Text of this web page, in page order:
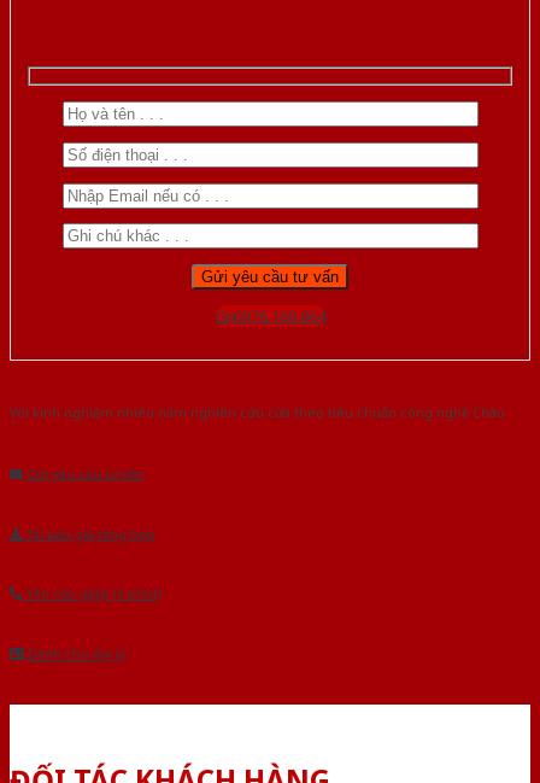
Gọi 0976.169.864
Với kinh nghiệm nhiêu năm nghiên cứu cửa theo tiêu chuẩn công nghệ Châu
Âu.Chúng tôi tự tin là nhà sản xuất & cung cấp hàng đầu tại Việt Nam!
Gửi yêu cầu tư vấn
Tải báo giá tổng hợp
Yêu cầu gọi lại (3 phút)
Dành cho đại lý